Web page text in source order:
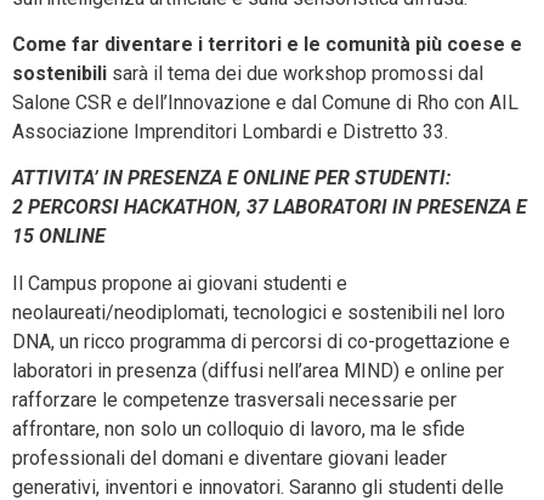
Come far diventare i territori e le comunità più coese e
sostenibili sarà il tema dei due workshop promossi dal
Salone CSR e dell’Innovazione e dal Comune di Rho con AIL
Associazione Imprenditori Lombardi e Distretto 33.
ATTIVITA’ IN PRESENZA E ONLINE PER STUDENTI:
2 PERCORSI HACKATHON, 37 LABORATORI IN PRESENZA E
15 ONLINE
Il Campus propone ai giovani studenti e
neolaureati/neodiplomati, tecnologici e sostenibili nel loro
DNA, un ricco programma di percorsi di co-progettazione e
laboratori in presenza (diffusi nell’area MIND) e online per
rafforzare le competenze trasversali necessarie per
affrontare, non solo un colloquio di lavoro, ma le sfide
professionali del domani e diventare giovani leader
generativi, inventori e innovatori. Saranno gli studenti delle